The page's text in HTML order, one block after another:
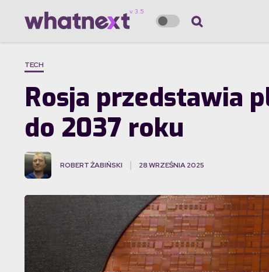
TECH
Rosja przedstawia
do 2037 roku
ROBERT ŻABIŃSKI 28 WRZEŚNIA 2025